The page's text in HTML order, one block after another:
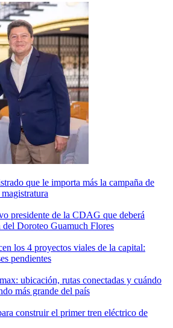
que le importa más la campaña de
presidente de la CDAG que deberá
Doroteo Guamuch Flores
los 4 proyectos viales de la capital:
pendientes
ubicación, rutas conectadas y cuándo
más grande del país
construir el primer tren eléctrico de